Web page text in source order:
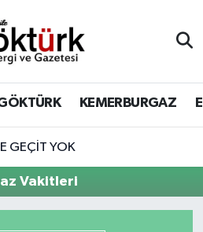
KEMERBURGAZ
GEÇİT YOK
Vakitleri
Durumu
Haritası
ve Fikstür